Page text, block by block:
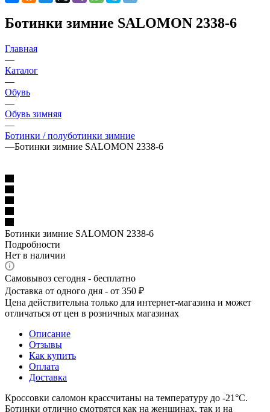
Ботинки зимние SALOMON 2338-6
Главная
—
Каталог
—
Обувь
—
Обувь зимняя
—
Ботинки / полуботинки зимние
—Ботинки зимние SALOMON 2338-6
Ботинки зимние SALOMON 2338-6
Подробности
Нет в наличии
Самовывоз сегодня - бесплатно
Доставка от одного дня - от 350 ₽
Цена действительна только для интернет-магазина и может
отличаться от цен в розничных магазинах
Описание
Отзывы
Как купить
Оплата
Доставка
Кроссовки саломон крассчитаны на температуру до -21°С.
Ботинки отлично смотрятся как на женщинах, так и на